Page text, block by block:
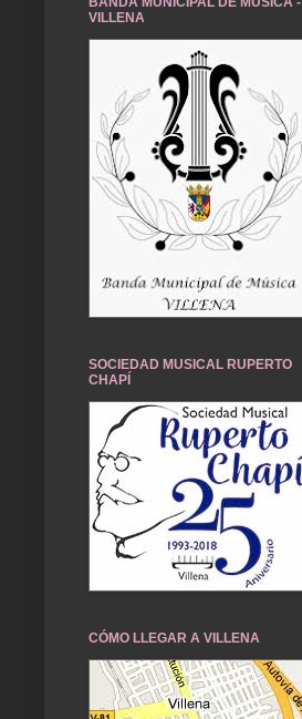
VILLENA
SOCIEDAD MUSICAL RUPERTO
CHAPÍ
CÓMO LLEGAR A VILLENA